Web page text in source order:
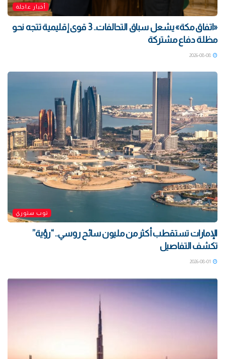
أخبار عاجلة
«اتفاق مكة» يشعل سباق التحالفات.. 3 قوى إقليمية تتجه نحو
مظلة دفاع مشتركة
توب ستوري
الإمارات تستقطب أكثر من مليون سائح روسي.. “رؤية”
تكشف التفاصيل